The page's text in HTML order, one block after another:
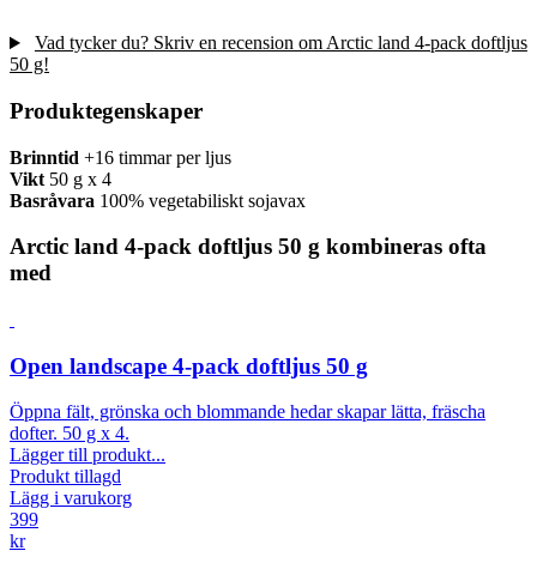
Vad tycker du? Skriv en recension om Arctic land 4-pack doftljus
50 g!
Produktegenskaper
Brinntid +16 timmar per ljus
Vikt 50 g x 4
Basråvara 100% vegetabiliskt sojavax
Arctic land 4-pack doftljus 50 g kombineras ofta
med
Open landscape 4-pack doftljus 50 g
Öppna fält, grönska och blommande hedar skapar lätta, fräscha
dofter. 50 g x 4.
Lägger till produkt...
Produkt tillagd
Lägg i varukorg
399
kr